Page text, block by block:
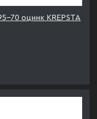
70 оцинк KREPSTA